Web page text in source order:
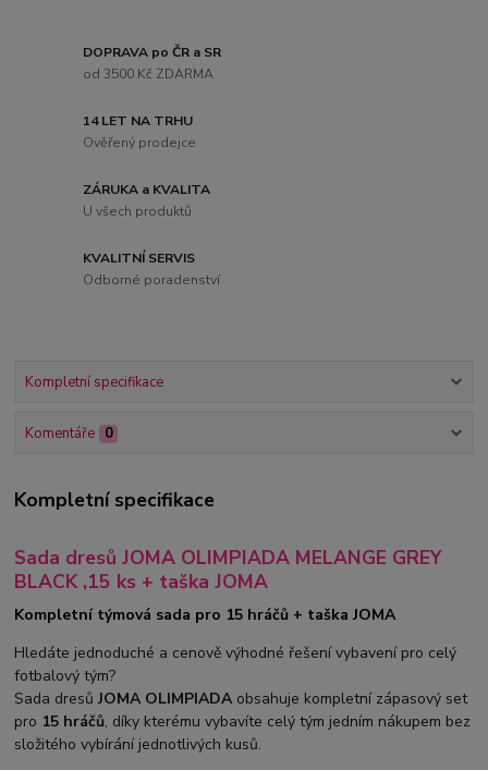
DOPRAVA po ČR a SR
od 3500 Kč ZDARMA
14 LET NA TRHU
Ověřený prodejce
ZÁRUKA a KVALITA
U všech produktů
KVALITNÍ SERVIS
Odborné poradenství
Kompletní specifikace
Komentáře 0
Kompletní specifikace
Sada dresů JOMA OLIMPIADA MELANGE GREY
BLACK ,15 ks + taška JOMA
Kompletní týmová sada pro 15 hráčů + taška JOMA
Hledáte jednoduché a cenově výhodné řešení vybavení pro celý
fotbalový tým?
Sada dresůJOMA OLIMPIADA obsahuje kompletní zápasový set
pro 15 hráčů, díky kterému vybavíte celý tým jedním nákupem bez
složitého vybírání jednotlivých kusů.